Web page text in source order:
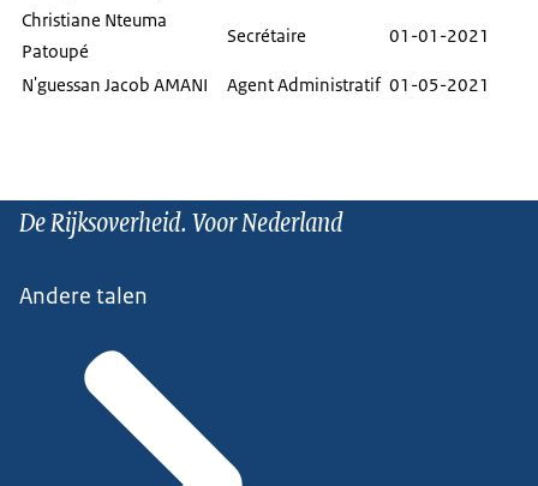
Christiane Nteuma
Patoupé
Secrétaire 01-01-2021
N'guessan Jacob AMANI Agent Administratif 01-05-2021
De Rijksoverheid. Voor Nederland
Andere talen